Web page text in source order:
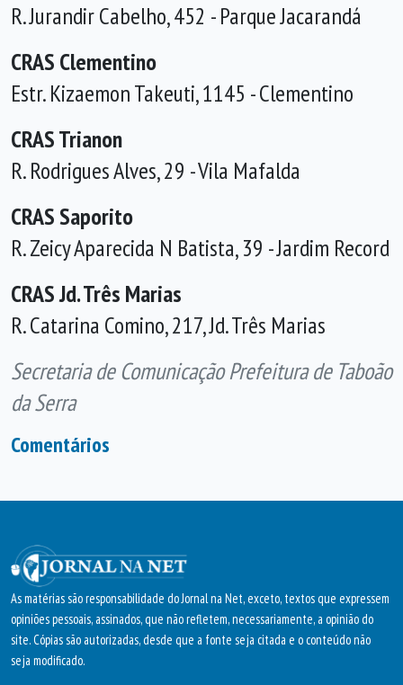
R. Jurandir Cabelho, 452 - Parque Jacarandá
CRAS Clementino
Estr. Kizaemon Takeuti, 1145 - Clementino
CRAS Trianon
R. Rodrigues Alves, 29 - Vila Mafalda
CRAS Saporito
R. Zeicy Aparecida N Batista, 39 - Jardim Record
CRAS Jd. Três Marias
R. Catarina Comino, 217, Jd. Três Marias
Secretaria de Comunicação Prefeitura de Taboão
da Serra
Comentários
As matérias são responsabilidade do Jornal na Net, exceto, textos que expressem
opiniões pessoais, assinados, que não refletem, necessariamente, a opinião do
site. Cópias são autorizadas, desde que a fonte seja citada e o conteúdo não
seja modificado.